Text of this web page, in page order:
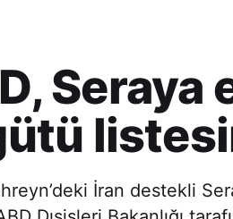
Seraya
İran destekli